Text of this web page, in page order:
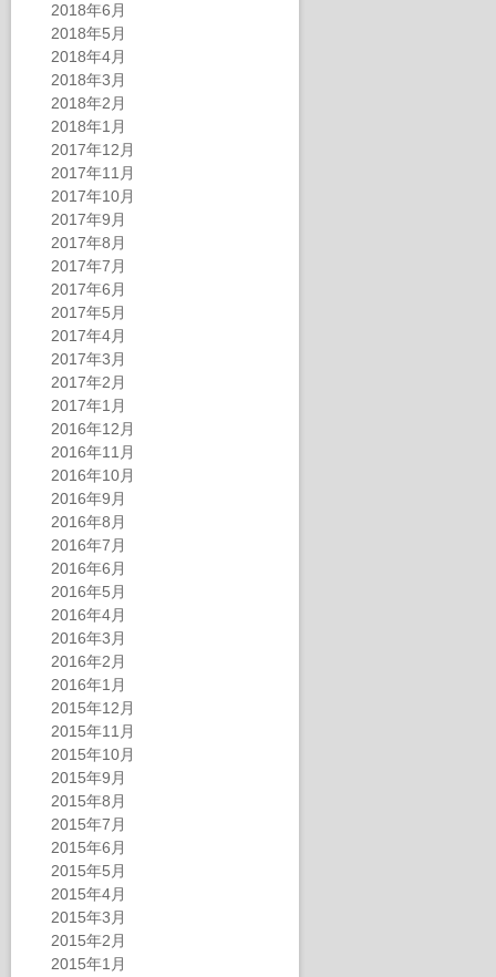
2018年6月
2018年5月
2018年4月
2018年3月
2018年2月
2018年1月
2017年12月
2017年11月
2017年10月
2017年9月
2017年8月
2017年7月
2017年6月
2017年5月
2017年4月
2017年3月
2017年2月
2017年1月
2016年12月
2016年11月
2016年10月
2016年9月
2016年8月
2016年7月
2016年6月
2016年5月
2016年4月
2016年3月
2016年2月
2016年1月
2015年12月
2015年11月
2015年10月
2015年9月
2015年8月
2015年7月
2015年6月
2015年5月
2015年4月
2015年3月
2015年2月
2015年1月